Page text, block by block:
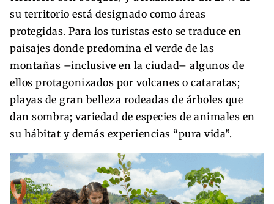
su territorio está designado como áreas
protegidas. Para los turistas esto se traduce en
paisajes donde predomina el verde de las
montañas –inclusive en la ciudad– algunos de
ellos protagonizados por volcanes o cataratas;
playas de gran belleza rodeadas de árboles que
dan sombra; variedad de especies de animales en
su hábitat y demás experiencias “pura vida”.